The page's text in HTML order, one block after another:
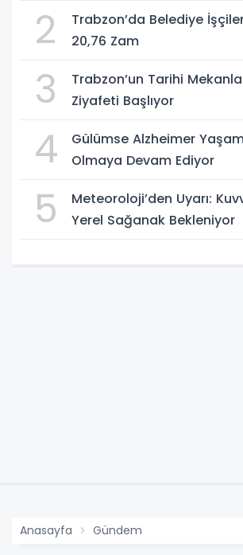
2
Trabzon’da Belediye
20,76 Zam
3
Trabzon’un Tarihi
Ziyafeti Başlıyor
4
Gülümse Alzheimer
Olmaya Devam Ediyor
5
Meteoroloji’den Uyarı:
Yerel Sağanak Bekleniyor
Anasayfa Gündem